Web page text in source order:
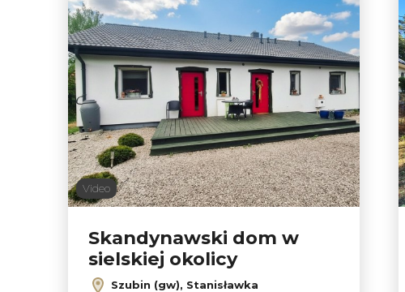
Video
Skandynawski dom w
sielskiej okolicy
Szubin (gw), Stanisławka